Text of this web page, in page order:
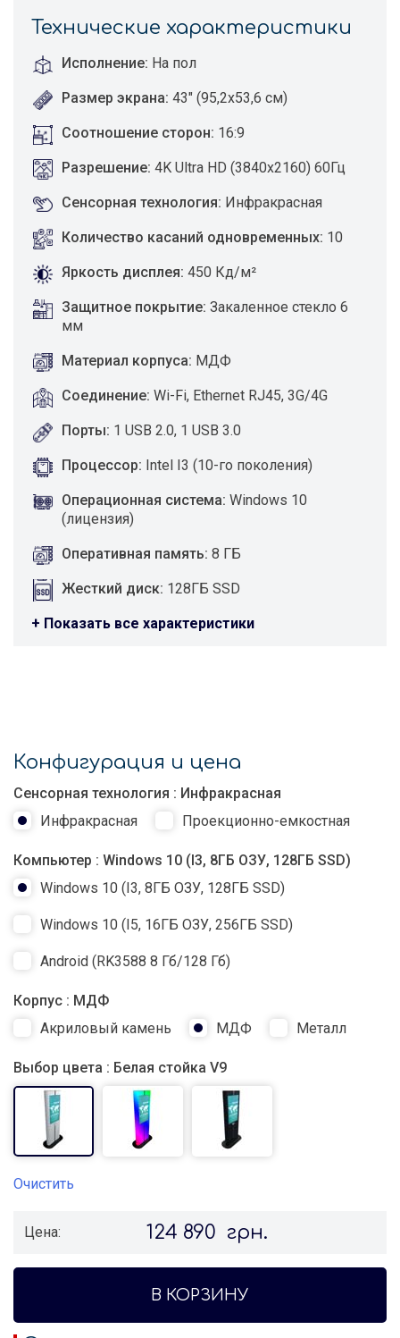
Технические характеристики
Исполнение: На пол
Размер экрана: 43" (95,2х53,6 см)
Соотношение сторон: 16:9
Разрешение: 4K Ultra HD (3840x2160) 60Гц
Сенсорная технология: Инфракрасная
Количество касаний одновременных: 10
Яркость дисплея: 450 Кд/м²
Защитное покрытие: Закаленное стекло 6
мм
Материал корпуса: МДФ
Соединение: Wi-Fi, Ethernet RJ45, 3G/4G
Порты: 1 USB 2.0, 1 USB 3.0
Процессор: Intel I3 (10-го поколения)
Операционная система: Windows 10
(лицензия)
Оперативная память: 8 ГБ
Жесткий диск: 128ГБ SSD
Комплект:Беспроводная мышь, клавиатура,
+ Показать все характеристики
Конфигурация и цена
Cенсорная технология : Инфракрасная
Инфракрасная
Проекционно-емкостная
Компьютер : Windows 10 (I3, 8ГБ ОЗУ, 128ГБ SSD)
Windows 10 (I3, 8ГБ ОЗУ, 128ГБ SSD)
Windows 10 (I5, 16ГБ ОЗУ, 256ГБ SSD)
Android (RK3588 8 Гб/128 Гб)
Корпус : МДФ
Акриловый камень
МДФ Металл
Выбор цвета : Белая стойка V9
Очистить
Цена: 124 890 грн.
В КОРЗИНУ